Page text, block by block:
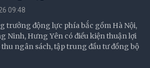
09:48
trưởng động lực phía bắc gồm Hà Nội,
Ninh, Hưng Yên có điều kiện thuận lợi
ngân sách, tập trung đầu tư đồng bộ